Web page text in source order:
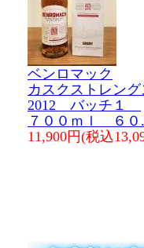
ベンロマック
カスクストレン
2012 バッチ１
７００ｍｌ ６
11,900円(税込